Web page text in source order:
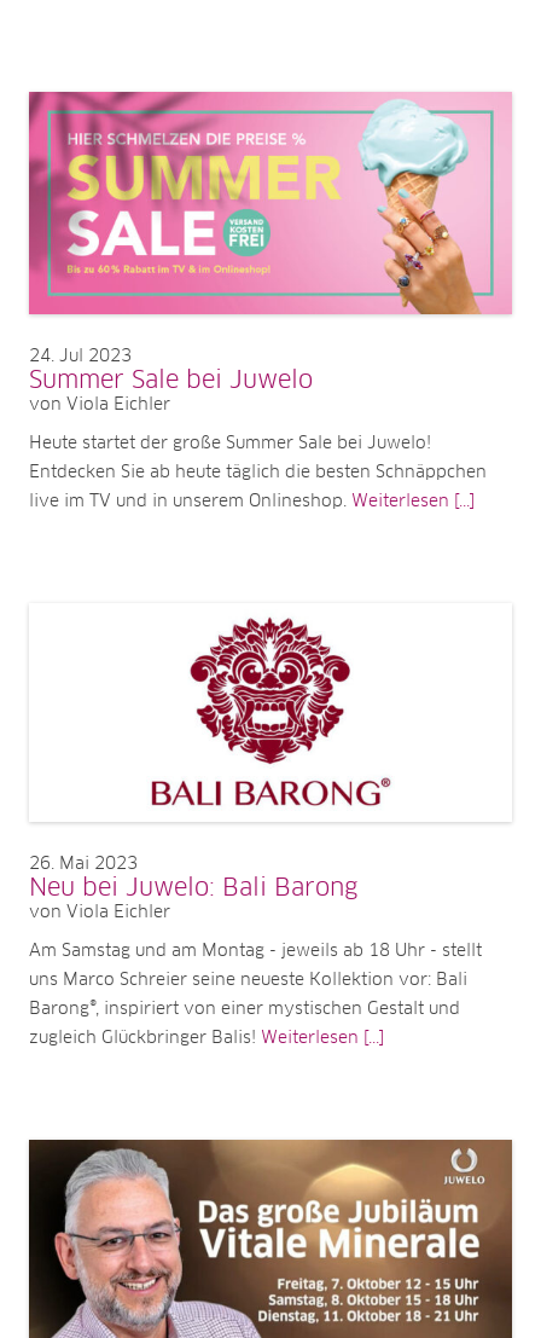
24 Jul 2023
Summer Sale bei Juwelo
von Viola Eichler
Heute startet der große Summer Sale bei Juwelo!
Entdecken Sie ab heute täglich die besten Schnäppchen
live im TV und in unserem Onlineshop. Weiterlesen [...]
26 Mai 2023
Neu bei Juwelo: Bali Barong
von Viola Eichler
Am Samstag und am Montag - jeweils ab 18 Uhr - stellt
uns Marco Schreier seine neueste Kollektion vor: Bali
Barong®, inspiriert von einer mystischen Gestalt und
zugleich Glückbringer Balis! Weiterlesen [...]